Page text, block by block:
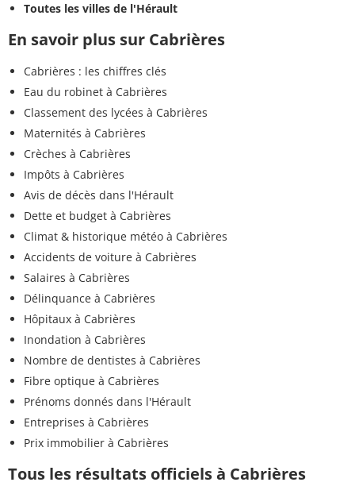
Toutes les villes de l'Hérault
En savoir plus sur Cabrières
Cabrières : les chiffres clés
Eau du robinet à Cabrières
Classement des lycées à Cabrières
Maternités à Cabrières
Crèches à Cabrières
Impôts à Cabrières
Avis de décès dans l'Hérault
Dette et budget à Cabrières
Climat & historique météo à Cabrières
Accidents de voiture à Cabrières
Salaires à Cabrières
Délinquance à Cabrières
Hôpitaux à Cabrières
Inondation à Cabrières
Nombre de dentistes à Cabrières
Fibre optique à Cabrières
Prénoms donnés dans l'Hérault
Entreprises à Cabrières
Prix immobilier à Cabrières
Tous les résultats officiels à Cabrières